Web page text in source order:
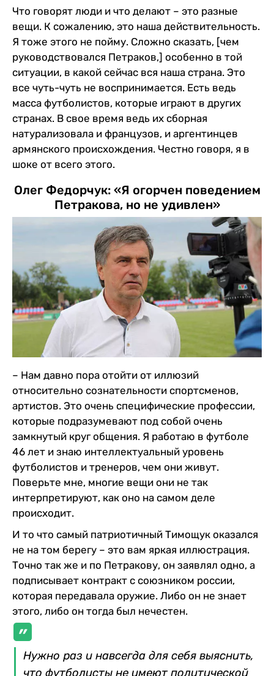
Что говорят люди и что делают – это разные
вещи. К сожалению, это наша действительность.
Я тоже этого не пойму. Сложно сказать, [чем
руководствовался Петраков,] особенно в той
ситуации, в какой сейчас вся наша страна. Это
все чуть-чуть не воспринимается. Есть ведь
масса футболистов, которые играют в других
странах. В свое время ведь их сборная
натурализовала и французов, и аргентинцев
армянского происхождения. Честно говоря, я в
шоке от всего этого.
Олег Федорчук: «Я огорчен поведением
Петракова, но не удивлен»
– Нам давно пора отойти от иллюзий
относительно сознательности спортсменов,
артистов. Это очень специфические профессии,
которые подразумевают под собой очень
замкнутый круг общения. Я работаю в футболе
46 лет и знаю интеллектуальный уровень
футболистов и тренеров, чем они живут.
Поверьте мне, многие вещи они не так
интерпретируют, как оно на самом деле
происходит.
И то что самый патриотичный Тимощук оказался
не на том берегу – это вам яркая иллюстрация.
Точно так же и по Петракову, он заявлял одно, а
подписывает контракт с союзником россии,
которая передавала оружие. Либо он не знает
этого, либо он тогда был нечестен.
Нужно раз и навсегда для себя выяснить,
что футболисты не имеют политической